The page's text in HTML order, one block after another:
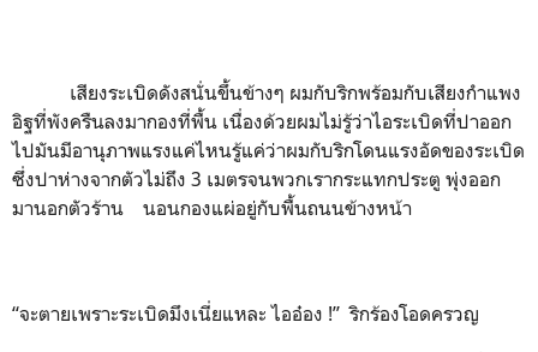
เสียงระเบิดดังสนั่นขึ้นข้างๆ ผมกับริกพร้อมกับเสียงกำแพง
อิฐที่พังครืนลงมากองที่พื้น เนื่องด้วยผมไม่รู้ว่าไอระเบิดที่ปาออก
ไปมันมีอานุภาพแรงแค่ไหนรู้แค่ว่าผมกับริกโดนแรงอัดของระเบิด
ซึ่งปาห่างจากตัวไม่ถึง 3 เมตรจนพวกเรากระแทกประตู พุ่งออก
มานอกตัวร้าน นอนกองแผ่อยู่กับพื้นถนนข้างหน้า
“จะตายเพราะระเบิดมึงเนี่ยแหละ ไออ๋อง !” ริกร้องโอดครวญ